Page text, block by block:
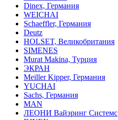
Dinex, Германия
WEICHAI
Schaeffler, Германия
Deutz
HOLSET, Великобритания
SIMENES
Murat Makina, Турция
ЭКРАН
Meiller Kipper, Германия
YUCHAI
Sachs, Германия
MAN
ЛЕОНИ Вайэринг Системс